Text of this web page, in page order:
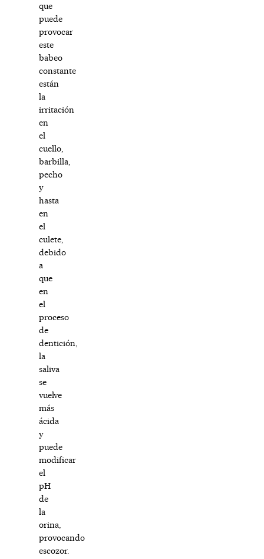
que
puede
provocar
este
babeo
constante
están
la
irritación
en
el
cuello,
barbilla,
pecho
y
hasta
en
el
culete,
debido
a
que
en
el
proceso
de
dentición,
la
saliva
se
vuelve
más
ácida
y
puede
modificar
el
pH
de
la
orina,
provocando
escozor.